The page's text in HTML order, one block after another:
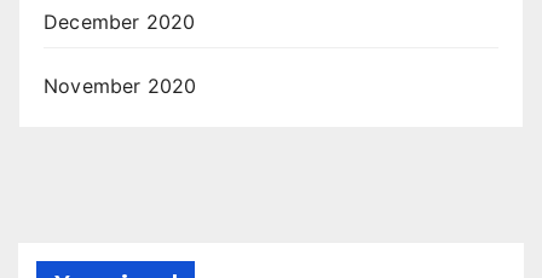
December 2020
November 2020